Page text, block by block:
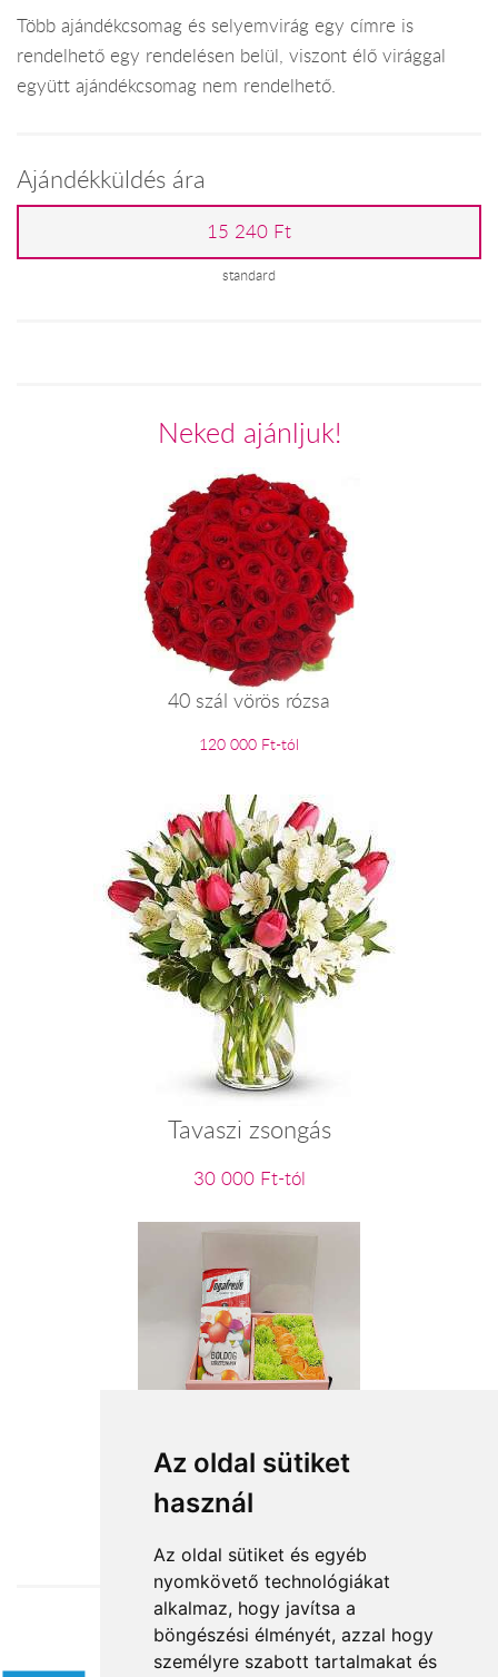
Az oldal sütiket
használ
Az oldal sütiket és egyéb
nyomkövető technológiákat
alkalmaz, hogy javítsa a
böngészési élményét, azzal hogy
személyre szabott tartalmakat és
Több ajándékcsomag és selyemvirág egy címre is
rendelhető egy rendelésen belül, viszont élő virággal
együtt ajándékcsomag nem rendelhető.
Ajándékküldés ára
15 240 Ft
standard
Neked ajánljuk!
40 szál vörös rózsa
120 000 Ft-tól
Tavaszi zsongás
30 000 Ft-tól
Boldog születésnapot!!!
11 520 Ft-tól
Elfogadott fizetési módok